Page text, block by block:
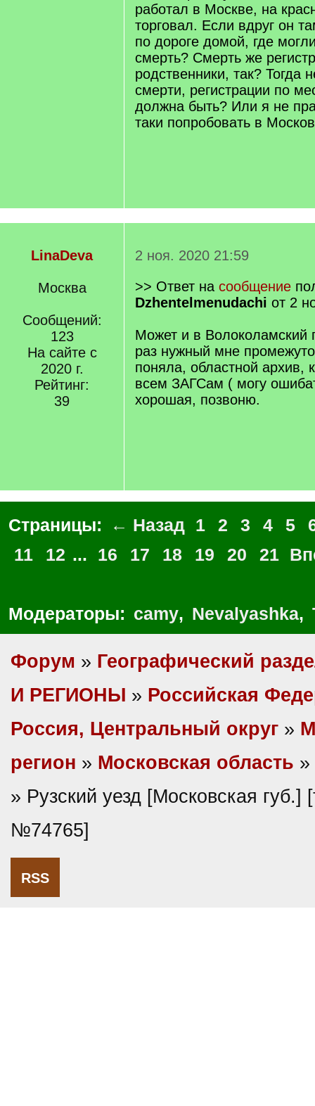
работал в Москве, на
торговал. Если вдруг он
по дороге домой, где
смерть? Смерть же
родственники, так? Тогда
смерти, регистрации по
должна быть? Или я не
таки попробовать в
LinaDeva
Москва
Сообщений:
123
На сайте с
2020 г.
Рейтинг:
39
2 ноя. 2020 21:59
>> Ответ на сообщение
Dzhentelmenudachi от 2
Может и в Волоколамский
раз нужный мне
поняла, областной архив,
всем ЗАГСам ( могу
хорошая, позвоню.
Страницы: ← Назад 1 2 3 4 5
11
12 ... 16 17 18 19 20 21
Модераторы: camy, Nevalyashka,
Форум » Географический
И РЕГИОНЫ » Российская
Россия, Центральный округ »
регион » Московская область »
» Рузский уезд [Московская губ.]
№74765]
RSS